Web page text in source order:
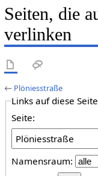
Seiten, die
verlinken
← Plöniesstraße
Links auf diese Seite
Seite:
Namensraum: